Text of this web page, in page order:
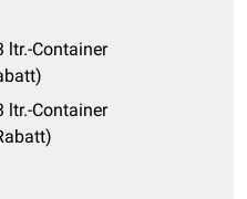
ltr.-Container
ltr.-Container